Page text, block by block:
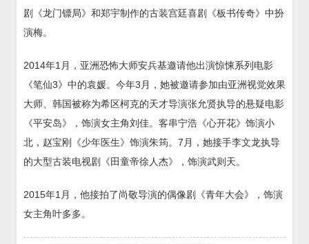
剧《龙门镖局》和郑宇制作的古装宫廷喜剧《板书传奇》中扮
演梅。
2014年1月，亚洲恐怖大师安兵基邀请他出演惊悚系列电影
《笔仙3》中的袁媛。今年3月，她被邀请参加由亚洲视觉效果
大师、韩国被称为希区柯克的天才导演张允贤执导的悬疑电影
《平安岛》，饰演女主角刘佳。客串宁浩《心开花》饰演小
北，赵宝刚《少年医生》饰演朱筠。7月，她接手李文龙执导
的大型古装电视剧《田童帝徐人杰》，饰演武则天。
2015年1月，他接拍了尚敬导演的偶像剧《青年大会》，饰演
女主角叶多多。